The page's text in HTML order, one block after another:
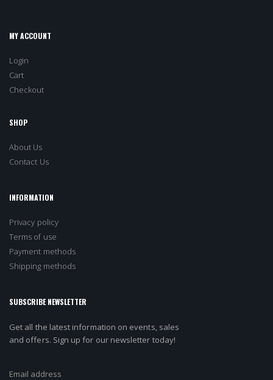
MY ACCOUNT
Login
Cart
Checkout
SHOP
About Us
Contact Us
INFORMATION
Privacy policy
Terms of use
Payment methods
Shipping methods
SUBSCRIBE NEWSLETTER
Get all the latest information on events, sales
and offers. Sign up for our newsletter today!